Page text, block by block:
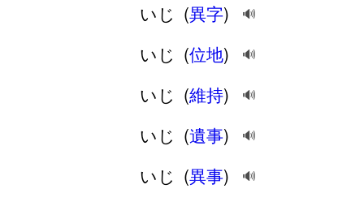
いじ (異字) 🔊
いじ (位地) 🔊
いじ (維持) 🔊
いじ (遺事) 🔊
いじ (異事) 🔊